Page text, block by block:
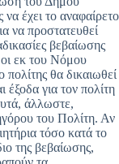
έχει το αναφαίρετο
να προστατευθεί
βεβαίωσης
οι εκ του Νόμου
θα δικαιωθεί
έξοδα για τον πολίτη
άλλωστε,
του Πολίτη. Αν
τόσο κατά το
της βεβαίωσης,